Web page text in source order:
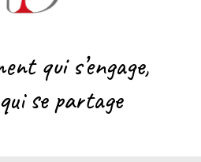
qui s’engage,
se partage